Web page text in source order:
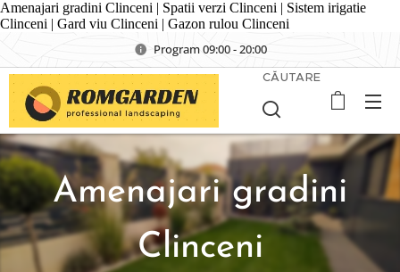
Amenajari gradini Clinceni | Spatii verzi Clinceni | Sistem irigatie
Clinceni | Gard viu Clinceni | Gazon rulou Clinceni
Program 09:00 - 20:00
CĂUTARE
Amenajari gradini
Clinceni